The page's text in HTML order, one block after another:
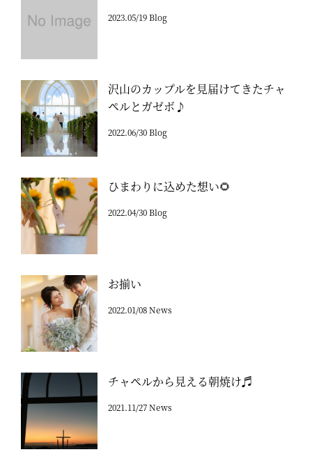
2023.05/19 Blog
沢山のカップルを見届けてきたチャ
ペルとガゼボ♪
2022.06/30 Blog
ひまわりに込めた想い🌻
2022.04/30 Blog
お揃い
2022.01/08 News
チャペルから見える朝焼け♬
2021.11/27 News